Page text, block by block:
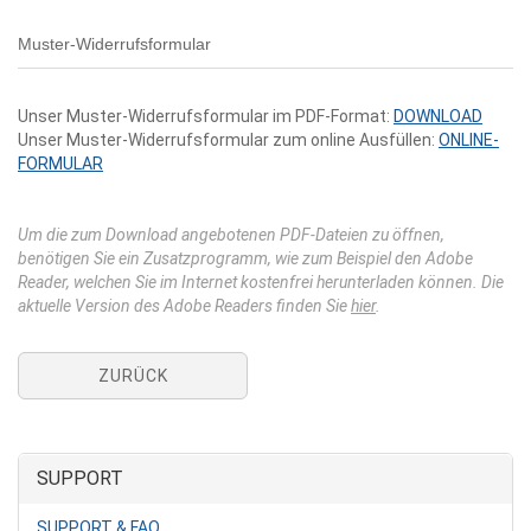
Muster-Widerrufsformular
Unser Muster-Widerrufsformular im PDF-Format: DOWNLOAD
Unser Muster-Widerrufsformular zum online Ausfüllen: ONLINE-
FORMULAR
Um die zum Download angebotenen PDF-Dateien zu öffnen,
benötigen Sie ein Zusatzprogramm, wie zum Beispiel den Adobe
Reader, welchen Sie im Internet kostenfrei herunterladen können. Die
aktuelle Version des Adobe Readers finden Siehier.
ZURÜCK
SUPPORT